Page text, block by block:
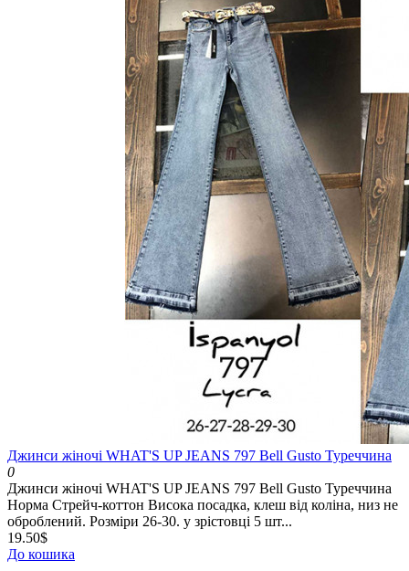
Джинси жіночі WHAT'S UP JEANS 797 Bell Gusto Туреччина
0
Джинси жіночі WHAT'S UP JEANS 797 Bell Gusto Туреччина
Норма Стрейч-коттон Висока посадка, клеш від коліна, низ не
оброблений. Розміри 26-30. у зрістовці 5 шт...
19.50$
До кошика